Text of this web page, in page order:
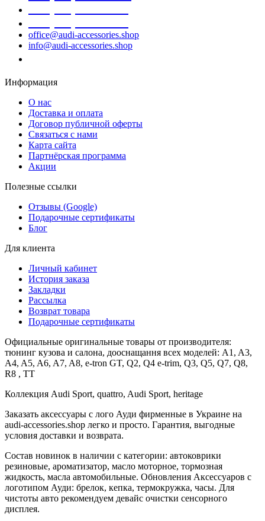
office@audi-accessories.shop
info@audi-accessories.shop
Информация
О нас
Доставка и оплата
Договор публичной оферты
Связаться с нами
Карта сайта
Партнёрская программа
Акции
Полезные ссылки
Отзывы (Google)
Подарочные сертификаты
Блог
Для клиента
Личный кабинет
История заказа
Закладки
Рассылка
Возврат товара
Подарочные сертификаты
Официальные оригинальные товары от производителя:
тюнинг кузова и салона, дооснащання всех моделей: A1, A3,
A4, A5, A6, A7, A8, e-tron GT, Q2, Q4 e-trim, Q3, Q5, Q7, Q8,
R8 , TT
Коллекция Audi Sport, quattro, Audi Sport, heritage
Заказать аксессуары с лого Ауди фирменные в Украине на
audi-accessories.shop легко и просто. Гарантия, выгодные
условия доставки и возврата.
Состав новинок в наличии с категории: автоковрики
резиновые, ароматизатор, масло моторное, тормозная
жидкость, масла автомобильные. Обновления Аксессуаров с
логотипом Ауди: брелок, кепка, термокружка, часы. Для
чистоты авто рекомендуем девайс очистки сенсорного
дисплея.